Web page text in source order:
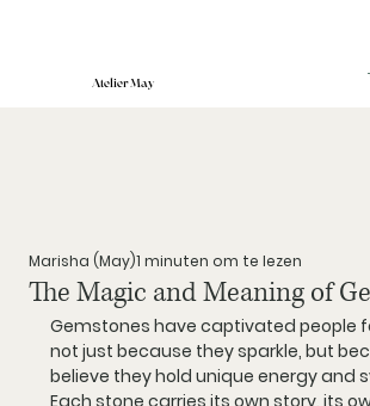
Atelier May
The Magic and Meaning of
Marisha (May)1 minuten om te lezen
Gemstones have captivated people
not just because they sparkle, but
believe they hold unique energy and